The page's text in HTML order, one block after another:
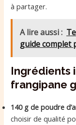
à partager.
A lire aussi :
guide complet
Ingrédients
frangipane
140 g de poudre
choisir de qualité